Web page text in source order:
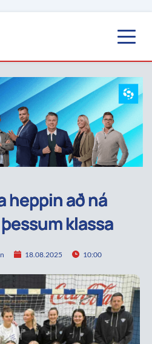
heppin að ná
klassa
18.08.2025 10:00